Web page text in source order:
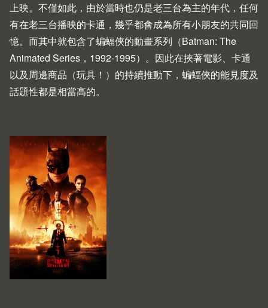
上映。不僅如此，由於當時也仍是老三台為主的年代，任何
有在老三台播映的卡通，幾乎都會成為所有小朋友的共同回
憶。而其中就包含了蝙蝠俠的動畫系列（Batman: The
Animated Series ，1992-1995）。因此在挾著電影、卡通
以及周邊商品（玩具！）的持續推動下，蝙蝠俠的能見度及
話題性都是相當高的。